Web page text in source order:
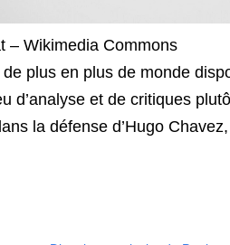
– Wikimedia Commons
plus en plus de monde
d’analyse et de critiques
la défense d’Hugo